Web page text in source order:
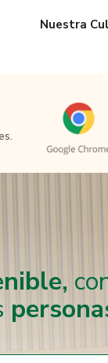
Nuestra